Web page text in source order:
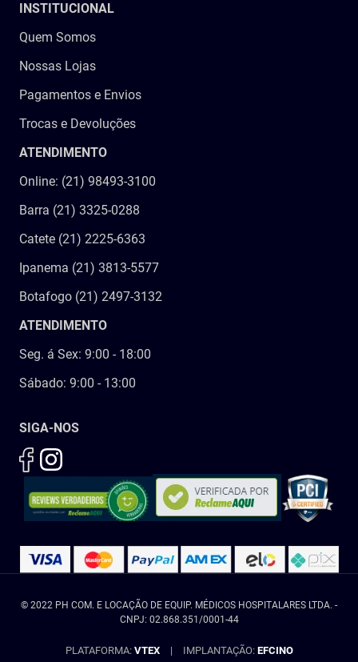
INSTITUCIONAL
Quem Somos
Nossas Lojas
Pagamentos e Envios
Trocas e Devoluções
ATENDIMENTO
Online: (21) 98493-3100
Barra (21) 3325-0288
Catete (21) 2225-6363
Ipanema (21) 3813-5577
Botafogo (21) 2497-3132
ATENDIMENTO
Seg. á Sex: 9:00 - 18:00
Sábado: 9:00 - 13:00
SIGA-NOS
© 2022 PH COM. E LOCAÇÃO DE EQUIP. MÉDICOS HOSPITALARES LTDA. -
CNPJ: 02.868.351/0001-44
PLATAFORMA: VTEX | IMPLANTAÇÃO: EFCINO